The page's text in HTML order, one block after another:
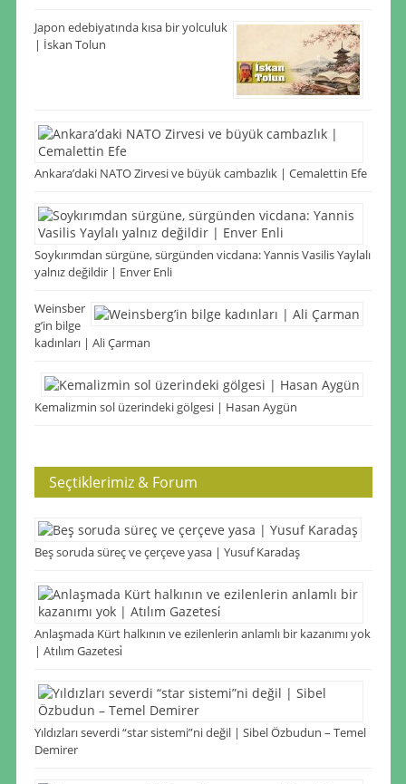
Japon edebiyatında kısa bir yolculuk
| İskan Tolun
Ankara’daki NATO Zirvesi ve büyük cambazlık | Cemalettin Efe
Soykırımdan sürgüne, sürgünden vicdana: Yannis Vasilis Yaylalı
yalnız değildir | Enver Enli
Weinsber
g’in bilge
kadınları | Ali Çarman
Kemalizmin sol üzerindeki gölgesi | Hasan Aygün
Seçtiklerimiz & Forum
Beş soruda süreç ve çerçeve yasa | Yusuf Karadaş
Anlaşmada Kürt halkının ve ezilenlerin anlamlı bir kazanımı yok
| Atılım Gazetesi̇
Yıldızları severdi “star sistemi”ni değil | Sibel Özbudun – Temel
Demirer